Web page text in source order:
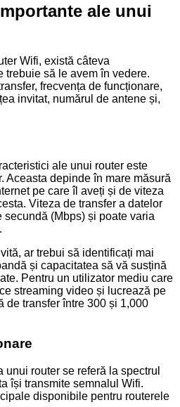
ale unui
Wifi, există câteva
trebuie să le avem în vedere.
frecvența de funcționare,
invitat, numărul de antene și,
ale unui router este
Aceasta depinde în mare măsură
pe care îl aveți și de viteza
Viteza de transfer a datelor
(Mbps) și poate varia
ar trebui să identificați mai
și capacitatea să vă susțină
Pentru un utilizator mediu care
streaming video și lucrează pe
de transfer între 300 și 1,000
unui router se referă la spectrul
își transmite semnalul Wifi.
disponibile pentru routerele